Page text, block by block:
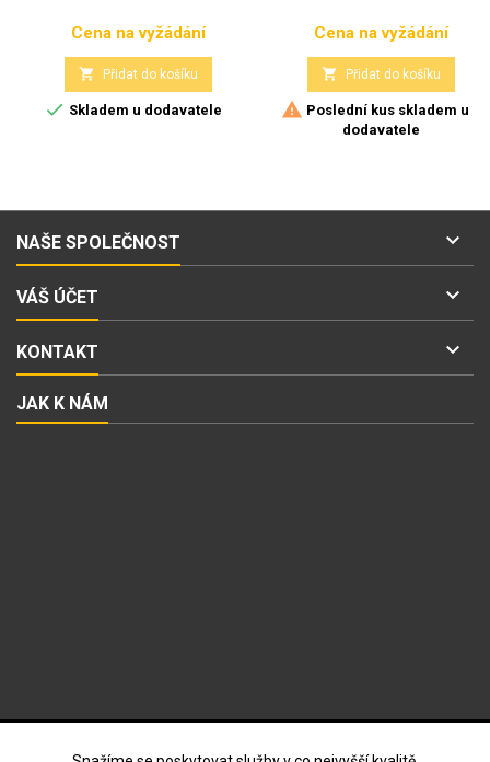
Cena
Cena na vyžádání
 Přidat do košíku
 Skladem u dodavatele
Cena
Cena na vyžádání
 Přidat do košíku
 Poslední kus skladem u
dodavatele
NAŠE SPOLEČNOST 
VÁŠ ÚČET 
KONTAKT 
JAK K NÁM